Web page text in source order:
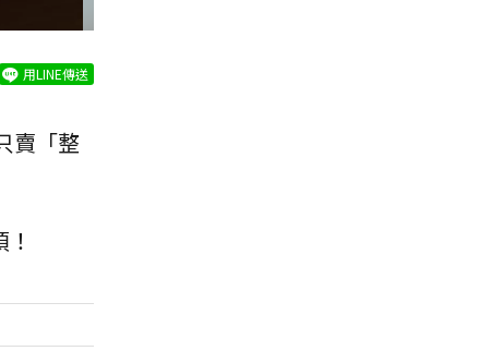
用LINE傳送
賣「整